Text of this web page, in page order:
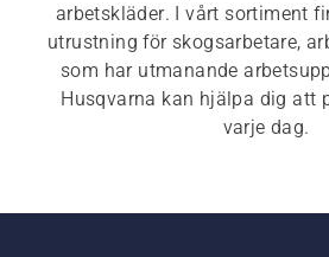
arbetskläder. I vårt sortiment
utrustning för skogsarbetare,
som har utmanande
Husqvarna kan hjälpa dig att
varje dag.